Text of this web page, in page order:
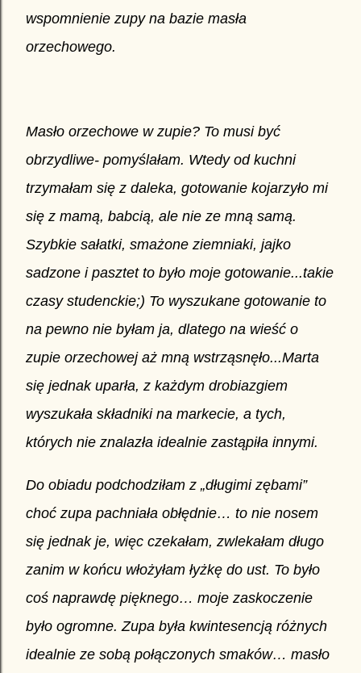
wspomnienie zupy na bazie masła
orzechowego.
Masło orzechowe w zupie? To musi być
obrzydliwe- pomyślałam. Wtedy od kuchni
trzymałam się z daleka, gotowanie kojarzyło mi
się z mamą, babcią, ale nie ze mną samą.
Szybkie sałatki, smażone ziemniaki, jajko
sadzone i pasztet to było moje gotowanie...takie
czasy studenckie;) To wyszukane gotowanie to
na pewno nie byłam ja, dlatego na wieść o
zupie orzechowej aż mną wstrząsnęło...Marta
się jednak uparła, z każdym drobiazgiem
wyszukała składniki na markecie, a tych,
których nie znalazła idealnie zastąpiła innymi.
Do obiadu podchodziłam z „długimi zębami”
choć zupa pachniała obłędnie… to nie nosem
się jednak je, więc czekałam, zwlekałam długo
zanim w końcu włożyłam łyżkę do ust. To było
coś naprawdę pięknego… moje zaskoczenie
było ogromne. Zupa była kwintesencją różnych
idealnie ze sobą połączonych smaków… masło